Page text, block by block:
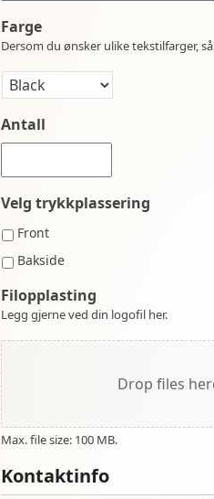
Farge
Dersom du ønsker ulike tekstilfarger,
Antall
Velg trykkplassering
Front
Bakside
Filopplasting
Legg gjerne ved din logofil her.
Drop files
Max. file size: 100 MB.
Kontaktinfo